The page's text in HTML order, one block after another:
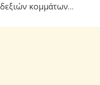
κομμάτων…